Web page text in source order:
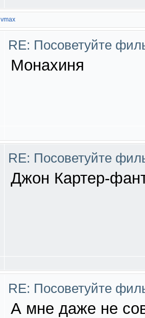
vmax
RE: Посоветуйте
Монахиня
RE: Посоветуйте
Джон Картер-
RE: Посоветуйте
А мне даже не